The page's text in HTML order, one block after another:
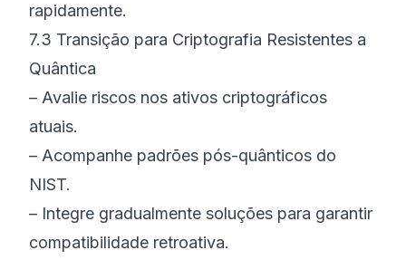
rapidamente.
7.3 Transição para Criptografia Resistentes a
Quântica
– Avalie riscos nos ativos criptográficos
atuais.
– Acompanhe padrões pós-quânticos do
NIST.
– Integre gradualmente soluções para garantir
compatibilidade retroativa.